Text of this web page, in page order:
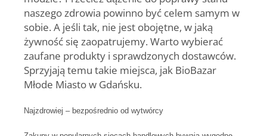
naszego zdrowia powinno być celem samym w
sobie. A jeśli tak, nie jest obojętne, w jaką
żywność się zaopatrujemy. Warto wybierać
zaufane produkty i sprawdzonych dostawców.
Sprzyjają temu takie miejsca, jak BioBazar
Młode Miasto w Gdańsku.
Najzdrowiej – bezpośrednio od wytwórcy